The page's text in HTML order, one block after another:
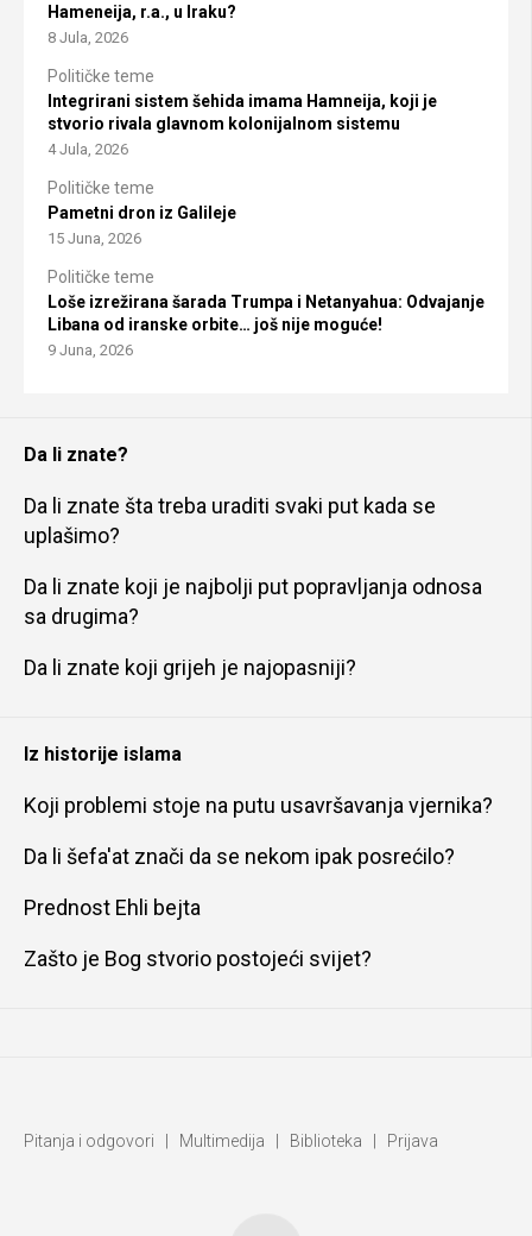
Hameneija, r.a., u Iraku?
8 Jula, 2026
Političke teme
Integrirani sistem šehida imama Hamneija, koji je
stvorio rivala glavnom kolonijalnom sistemu
4 Jula, 2026
Političke teme
Pametni dron iz Galileje
15 Juna, 2026
Političke teme
Loše izrežirana šarada Trumpa i Netanyahua: Odvajanje
Libana od iranske orbite… još nije moguće!
9 Juna, 2026
Da li znate?
Da li znate šta treba uraditi svaki put kada se
uplašimo?
Da li znate koji je najbolji put popravljanja odnosa
sa drugima?
Da li znate koji grijeh je najopasniji?
Iz historije islama
Koji problemi stoje na putu usavršavanja vjernika?
Da li šefa'at znači da se nekom ipak posrećilo?
Prednost Ehli bejta
Zašto je Bog stvorio postojeći svijet?
Pitanja i odgovori | Multimedija | Biblioteka | Prijava